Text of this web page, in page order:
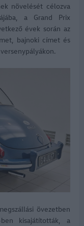
növelését célozva
a Grand Prix
évek során az
bajnoki címet és
övezetben
kisajátították, a